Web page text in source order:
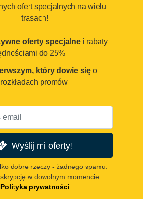
ofert specjalnych na wielu
trasach!
oferty specjalne i rabaty
do 25%
który dowie się o
promów
Wyślij mi oferty!
dobre rzeczy - żadnego spamu.
w dowolnym momencie.
Polityka prywatności